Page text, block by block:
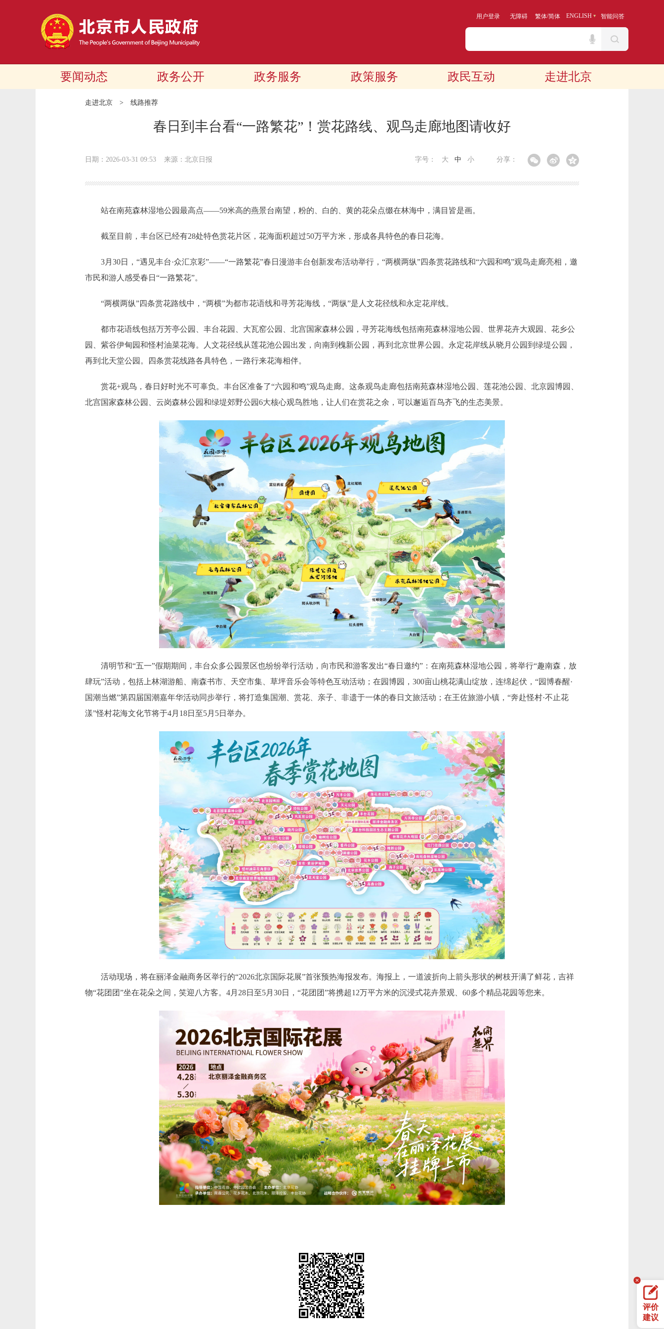
用户登录 无障碍 繁体/简体 ENGLISH 智能问答
要闻动态 政务公开 政务服务 政策服务 政民互动 走进北京
走进北京 > 线路推荐
春日到丰台看“一路繁花”！赏花路线、观鸟走廊地图请收好
日期：2026-03-31 09:53 来源：北京日报 分享：
字号： 大 中 小
站在南苑森林湿地公园最高点——59米高的燕景台南望，粉的、白的、黄的花朵点缀在林海中，满目皆是画。
截至目前，丰台区已经有28处特色赏花片区，花海面积超过50万平方米，形成各具特色的春日花海。
3月30日，“遇见丰台·众汇京彩”——“一路繁花”春日漫游丰台创新发布活动举行，“两横两纵”四条赏花路线和“六园和鸣”观鸟走廊亮相，邀
市民和游人感受春日“一路繁花”。
“两横两纵”四条赏花路线中，“两横”为都市花语线和寻芳花海线，“两纵”是人文花径线和永定花岸线。
都市花语线包括万芳亭公园、丰台花园、大瓦窑公园、北宫国家森林公园，寻芳花海线包括南苑森林湿地公园、世界花卉大观园、花乡公
园、紫谷伊甸园和怪村油菜花海。人文花径线从莲花池公园出发，向南到槐新公园，再到北京世界公园。永定花岸线从晓月公园到绿堤公园，
再到北天堂公园。四条赏花线路各具特色，一路行来花海相伴。
赏花+观鸟，春日好时光不可辜负。丰台区准备了“六园和鸣”观鸟走廊。这条观鸟走廊包括南苑森林湿地公园、莲花池公园、北京园博园、
北宫国家森林公园、云岗森林公园和绿堤郊野公园6大核心观鸟胜地，让人们在赏花之余，可以邂逅百鸟齐飞的生态美景。
清明节和“五一”假期期间，丰台众多公园景区也纷纷举行活动，向市民和游客发出“春日邀约”：在南苑森林湿地公园，将举行“趣南森，放
肆玩”活动，包括上林湖游船、南森书市、天空市集、草坪音乐会等特色互动活动；在园博园，300亩山桃花满山绽放，连绵起伏，“园博春醒·
国潮当燃”第四届国潮嘉年华活动同步举行，将打造集国潮、赏花、亲子、非遗于一体的春日文旅活动；在王佐旅游小镇，“奔赴怪村·不止花
漾”怪村花海文化节将于4月18日至5月5日举办。
活动现场，将在丽泽金融商务区举行的“2026北京国际花展”首张预热海报发布。海报上，一道波折向上箭头形状的树枝开满了鲜花，吉祥
物“花团团”坐在花朵之间，笑迎八方客。4月28日至5月30日，“花团团”将携超12万平方米的沉浸式花卉景观、60多个精品花园等您来。
评价
建议